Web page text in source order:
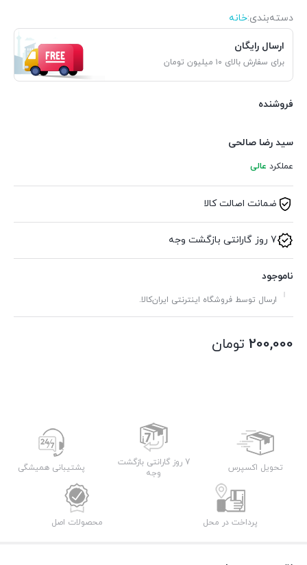
دسته‌بندی‌:خانه
ارسال رایگان
برای سفارش بالای ۱۰ میلیون تومان
فروشنده
سید رضا صالحی
عملکرد عالی
ضمانت اصالت کالا
7 روز گارانتی بازگشت وجه
ناموجود
ارسال توسط فروشگاه اینترنتی ایران‌کالا.
200,000 تومان
تحویل اکسپرس
7 روز گارانتی بازگشت
وجه
پشتیبانی همیشگی
پرداخت در محل محصولات اصل